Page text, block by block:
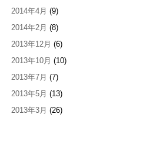
2014年4月 (9)
2014年2月 (8)
2013年12月 (6)
2013年10月 (10)
2013年7月 (7)
2013年5月 (13)
2013年3月 (26)